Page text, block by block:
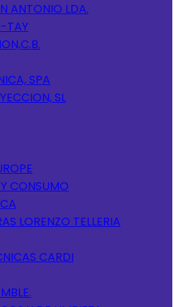
ANTONIO LDA.
TAY
SPA
SL
CONSUMO
LORENZO TELLERIA
CARDI